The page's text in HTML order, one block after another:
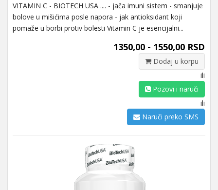
VITAMIN C - BIOTECH USA .... - jača imuni sistem - smanjuje
bolove u mišićima posle napora - jak antioksidant koji
pomaže u borbi protiv bolesti Vitamin C je esencijalni...
1350,00 - 1550,00 RSD
Dodaj u korpu
ili
Pozovi i naruči
ili
Naruči preko SMS